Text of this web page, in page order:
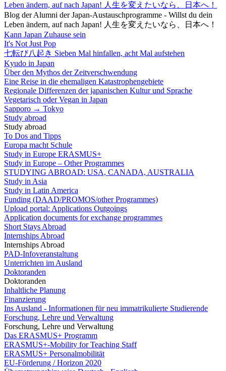
Leben ändern, auf nach Japan! 人生を変えたいなら、日本へ！
Blog der Alumni der Japan-Austauschprogramme - Willst du dein
Leben ändern, auf nach Japan! 人生を変えたいなら、日本へ！
Kann Japan Zuhause sein
It's Not Just Pop
七転び八起き Sieben Mal hinfallen, acht Mal aufstehen
Kyudo in Japan
Über den Mythos der Zeitverschwendung
Eine Reise in die ehemaligen Katastrophengebiete
Regionale Differenzen der japanischen Kultur und Sprache
Vegetarisch oder Vegan in Japan
Sapporo → Tokyo
Study abroad
Study abroad
To Dos and Tipps
Europa macht Schule
Study in Europe ERASMUS+
Study in Europe – Other Programmes
STUDYING ABROAD: USA, CANADA, AUSTRALIA
Study in Asia
Study in Latin America
Funding (DAAD/PROMOS/other Programmes)
Upload portal: Applications Outgoings
Application documents for exchange programmes
Short Stays Abroad
Internships Abroad
Internships Abroad
PAD-Infoveranstaltung
Unterrichten im Ausland
Doktoranden
Doktoranden
Inhaltliche Planung
Finanzierung
Ins Ausland - Informationen für neu immatrikulierte Studierende
Forschung, Lehre und Verwaltung
Forschung, Lehre und Verwaltung
Das ERASMUS+ Programm
ERASMUS+-Mobility for Teaching Staff
ERASMUS+ Personalmobilität
EU-Förderung / Horizon 2020